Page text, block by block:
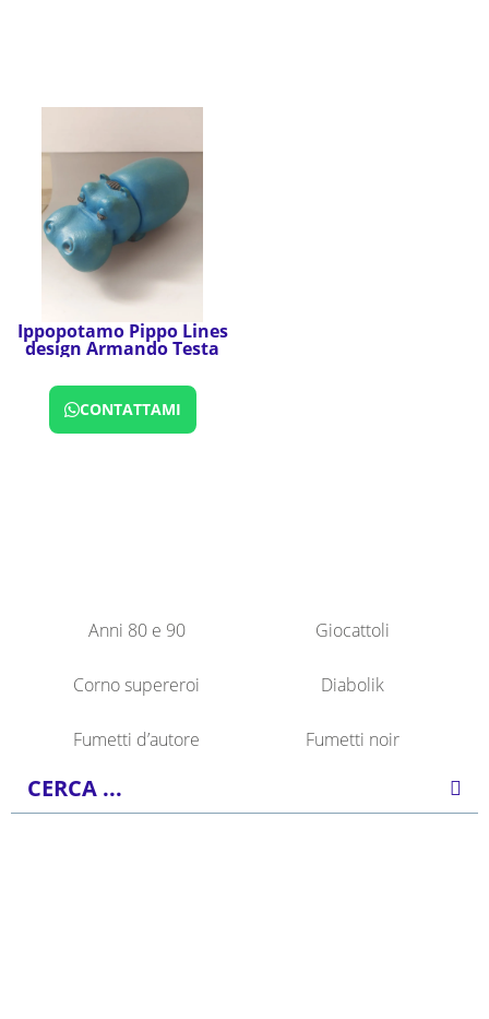
Ippopotamo Pippo Lines
design Armando Testa
CONTATTAMI
Anni 80 e 90 Giocattoli
Corno supereroi Diabolik
Fumetti d’autore Fumetti noir